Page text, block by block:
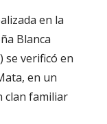
en la
Blanca
se verificó en
en un
clan familiar